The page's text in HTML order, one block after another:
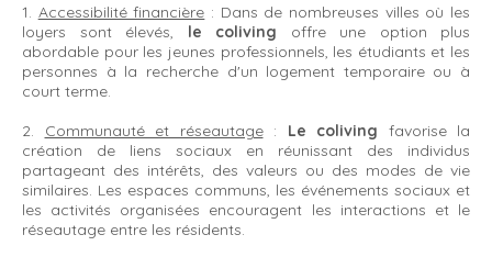
1. Accessibilité financière : Dans de nombreuses villes où les
loyers sont élevés, le coliving offre une option plus
abordable pour les jeunes professionnels, les étudiants et les
personnes à la recherche d'un logement temporaire ou à
court terme.
2. Communauté et réseautage: Le coliving favorise la
création de liens sociaux en réunissant des individus
partageant des intérêts, des valeurs ou des modes de vie
similaires. Les espaces communs, les événements sociaux et
les activités organisées encouragent les interactions et le
réseautage entre les résidents.